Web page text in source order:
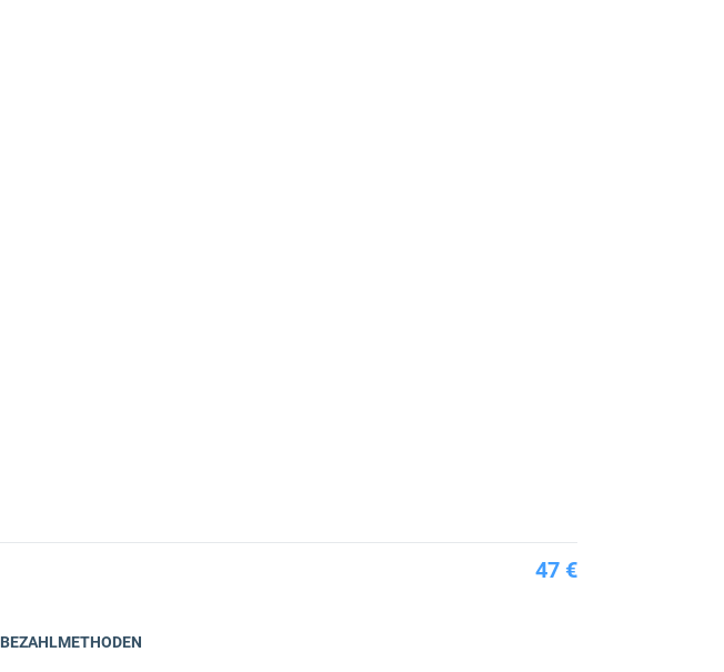
47 €
BEZAHLMETHODEN